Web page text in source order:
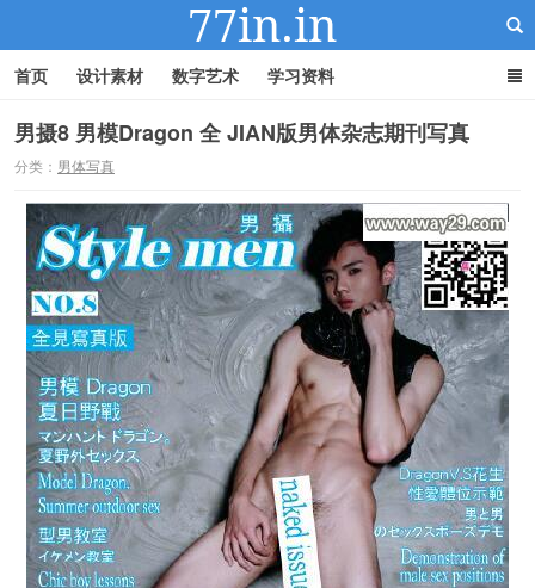
首页 设计素材 数字艺术 学习资料
男摄8 男模Dragon 全 JIAN版男体杂志期刊写真
分类： 男体写真